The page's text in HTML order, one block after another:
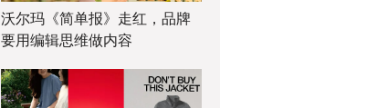
沃尔玛《简单报》走红，品牌
要用编辑思维做内容